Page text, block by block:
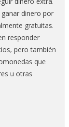
dinero por
gratuitas.
responder
pero también
que
u otras